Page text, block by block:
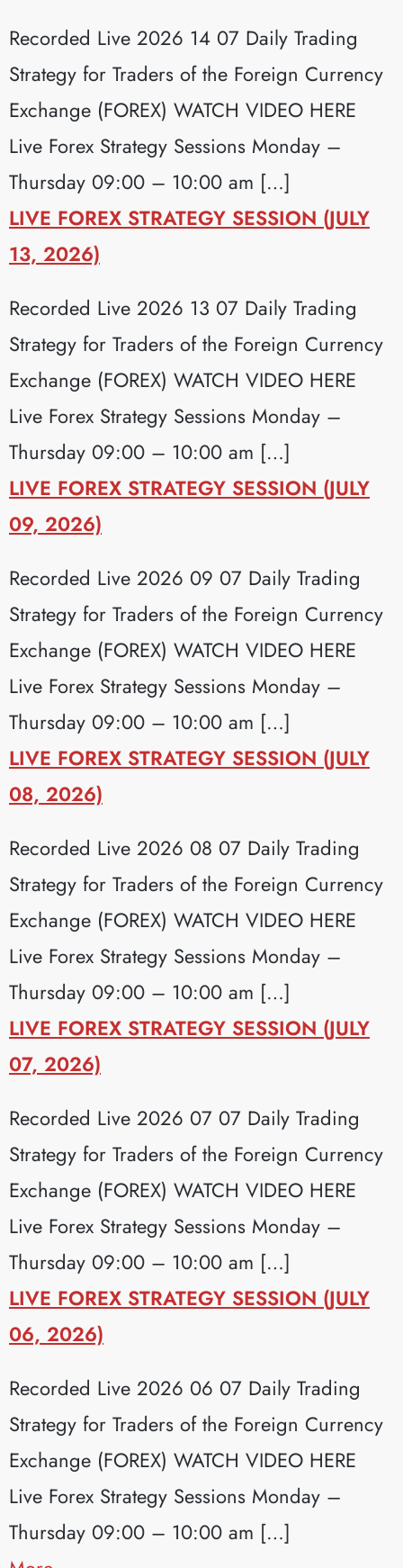
Recorded Live 2026 14 07 Daily Trading
Strategy for Traders of the Foreign Currency
Exchange (FOREX) WATCH VIDEO HERE
Live Forex Strategy Sessions Monday –
Thursday 09:00 – 10:00 am […]
LIVE FOREX STRATEGY SESSION (JULY
13, 2026)
Recorded Live 2026 13 07 Daily Trading
Strategy for Traders of the Foreign Currency
Exchange (FOREX) WATCH VIDEO HERE
Live Forex Strategy Sessions Monday –
Thursday 09:00 – 10:00 am […]
LIVE FOREX STRATEGY SESSION (JULY
09, 2026)
Recorded Live 2026 09 07 Daily Trading
Strategy for Traders of the Foreign Currency
Exchange (FOREX) WATCH VIDEO HERE
Live Forex Strategy Sessions Monday –
Thursday 09:00 – 10:00 am […]
LIVE FOREX STRATEGY SESSION (JULY
08, 2026)
Recorded Live 2026 08 07 Daily Trading
Strategy for Traders of the Foreign Currency
Exchange (FOREX) WATCH VIDEO HERE
Live Forex Strategy Sessions Monday –
Thursday 09:00 – 10:00 am […]
LIVE FOREX STRATEGY SESSION (JULY
07, 2026)
Recorded Live 2026 07 07 Daily Trading
Strategy for Traders of the Foreign Currency
Exchange (FOREX) WATCH VIDEO HERE
Live Forex Strategy Sessions Monday –
Thursday 09:00 – 10:00 am […]
LIVE FOREX STRATEGY SESSION (JULY
06, 2026)
Recorded Live 2026 06 07 Daily Trading
Strategy for Traders of the Foreign Currency
Exchange (FOREX) WATCH VIDEO HERE
Live Forex Strategy Sessions Monday –
Thursday 09:00 – 10:00 am […]